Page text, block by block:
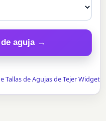
aguja →
Tallas de Agujas de Tejer Widget